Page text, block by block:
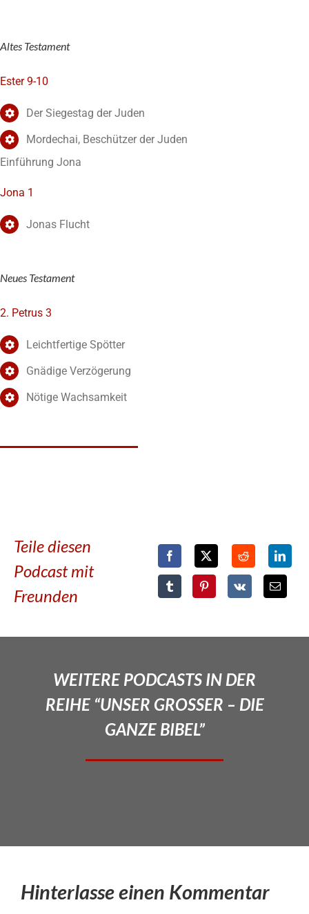
Altes Testament
Ester 9-10
Der Siegestag der Juden
Mordechai, Beschützer der Juden
Einführung Jona
Jona 1
Jonas Flucht
Neues Testament
2. Petrus 3
Leichtfertige Spötter
Gnädige Verzögerung
Nötige Wachsamkeit
Teile diesen
Podcast mit
Freunden
WEITERE PODCASTS IN DER
REIHE “UNSER GROSSER – DIE
GANZE BIBEL”
Hinterlasse einen Kommentar